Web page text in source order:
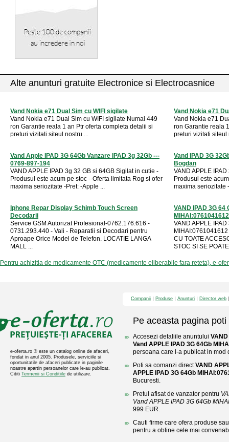
Alte anunturi gratuite Electronice si Electrocasnice
Vand Nokia e71 Dual Sim cu WIFI sigilate
Vand Nokia e71 Dual Sim cu WIFI sigilate Numai 449
ron Garantie reala 1 an Ptr oferta completa detalii si
preturi vizitati siteul nostru ...
Vand Nokia e71
Vand Nokia e71
ron Garantie reala
preturi vizitati siteul
Vand Apple IPAD 3G 64Gb Vanzare IPAD 3g 32Gb ---
0769-897-194
VAND APPLE IPAD 3g 32 GB si 64GB Sigilat in cutie -
Produsul este acum pe stoc --Oferta limitata Rog si ofer
maxima seriozitate -Pret: -Apple ...
Vand IPAD 3G
Bogdan
VAND APPLE
Produsul este
maxima seriozitate
Iphone Repar Display Schimb Touch Screen
Decodarii
Service GSM Autorizat Profesional-0762.176.616 -
0731.293.440 - Vali - Reparatii si Decodari pentru
Aproape Orice Model de Telefon. LOCATIE LANGA
MALL ...
VAND IPAD 3G 64
MIHAI:0761041612
VAND APPLE
CU TOATE
STOC SI SE
Pentru achizitia de medicamente OTC (medicamente eliberabile fara reteta), e-
e-oferta.ro ® este un catalog online de afaceri,
fondat in anul 2005. Produsele, serviciile si
oportunitatile de afaceri publicate in paginile
noastre apartin persoanelor care le-au publicat.
Cititi Termenii si Conditiile de utilizare.
Companii Produse Anunturi Director web
Pe aceasta pagina poti
Accesezi detaliile anuntului
Vand APPLE IPAD 3G 64Gb
persoana care l-a publicat in mod
Poti sa comanzi directVAND
APPLE IPAD 3G 64Gb
Bucuresti.
Pretul afisat de vanzator pentru
Vand APPLE IPAD 3G 64Gb
999 EUR.
Cauti firme care ofera produse
pentru a obtine cele mai